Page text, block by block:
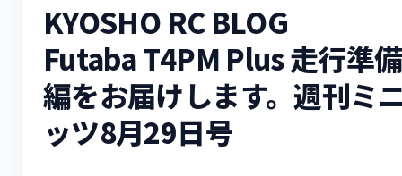
KYOSHO RC BLOG
Futaba T4PM Plus 走行準備
編をお届けします。週刊ミ
ッツ8月29日号